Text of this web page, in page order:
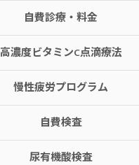
自費診療・料金
高濃度ビタミンC点滴療法
慢性疲労プログラム
自費検査
尿有機酸検査